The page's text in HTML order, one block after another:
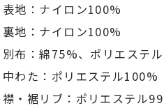
表地：ナイロン100%
裏地：ナイロン100%
別布：綿75%、ポリエステ
中わた：ポリエステル100%
襟・裾リブ：ポリエステル